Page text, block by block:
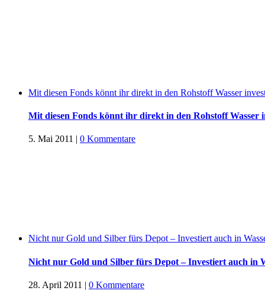
Mit diesen Fonds könnt ihr direkt in den Rohstoff Wasser
Mit diesen Fonds könnt ihr direkt in den Rohstoff Wasser
5. Mai 2011 | 0 Kommentare
Nicht nur Gold und Silber fürs Depot – Investiert auch in
Nicht nur Gold und Silber fürs Depot – Investiert auch in
28. April 2011 | 0 Kommentare